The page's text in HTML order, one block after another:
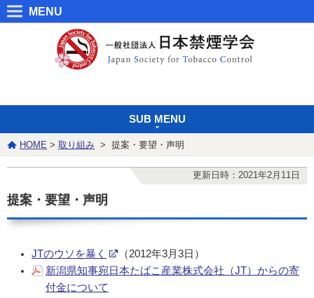
MENU
SUB MENU
HOME > 取り組み > 提案・要望・声明
更新日時：2021年2月11日
提案・要望・声明
JTのウソを暴く
（2012年3月3日）
新潟県知事宛日本たばこ産業株式会社（JT）からの寄
付金について